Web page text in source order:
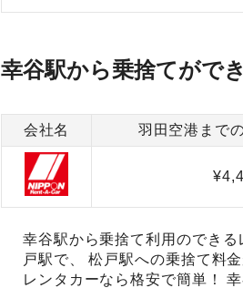
幸谷駅から乗捨てがで
会社名 羽田空港まで
幸谷駅から乗捨て利用のでき
戸駅で、 松戸駅への乗捨て料
レンタカーなら格安で簡単！